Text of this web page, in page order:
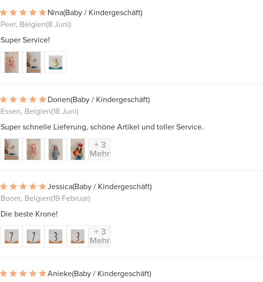
Nina(Baby / Kindergeschäft)
Peer, Belgien(8 Juni)
Super Service!
Dorien(Baby / Kindergeschäft)
Essen, Belgien(18 Juni)
Super schnelle Lieferung, schöne Artikel und toller Service.
+ 3
Mehr
Jessica(Baby / Kindergeschäft)
Boom, Belgien(19 Februar)
Die beste Krone!
+ 3
Mehr
Anieke(Baby / Kindergeschäft)